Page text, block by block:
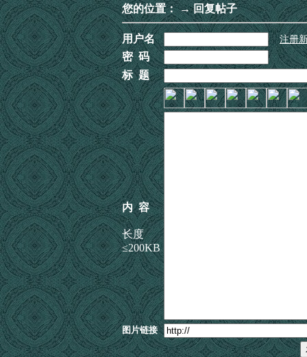
您的位置：→ 回复帖子
用户名 注册
密 码
标 题
内 容
长度
≤200KB
图片链接